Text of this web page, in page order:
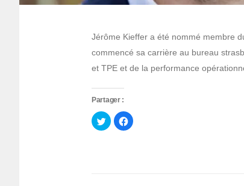
Jérôme Kieffer a été nommé membre
commencé sa carrière au bureau
et TPE et de la performance
Partager :
Cliquez
pour
partager
Cliquez
pour